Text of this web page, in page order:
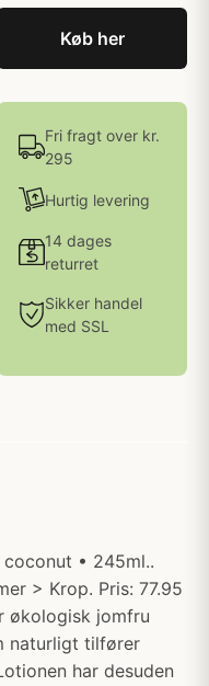
Køb her
Fri fragt over kr.
295
Hurtig levering
14 dages
returret
Sikker handel
med SSL
• 245ml..
> Krop. Pris: 77.95
økologisk jomfru
naturligt tilfører
har desuden